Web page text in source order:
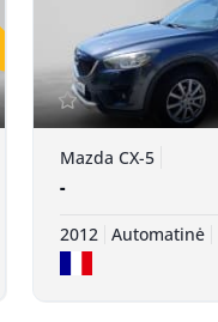
Mazda CX-5
-
2012 Automatinė